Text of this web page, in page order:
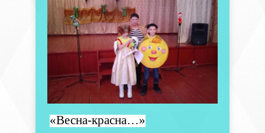
«Весна-красна…»